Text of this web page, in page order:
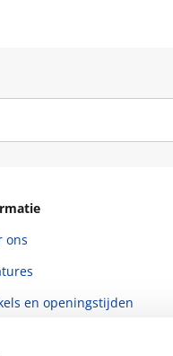
ons
en openingstijden